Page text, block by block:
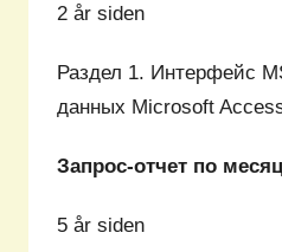
2 år siden
Раздел 1. Интерфейс
данных Microsoft
Запрос-отчет по
5 år siden